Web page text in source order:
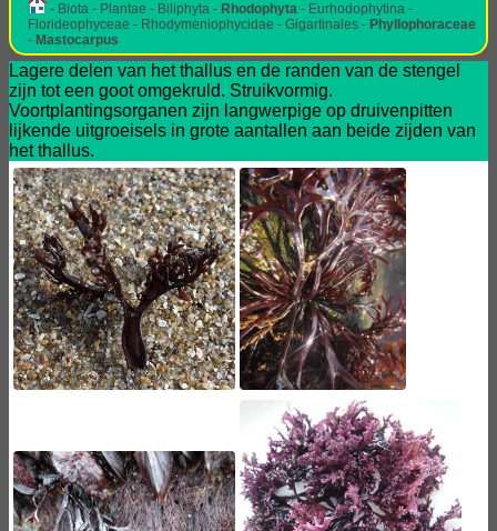
- Biota - Plantae - Biliphyta - Rhodophyta - Eurhodophytina -
Florideophyceae - Rhodymeniophycidae - Gigartinales - Phyllophoraceae
- Mastocarpus
Lagere delen van het thallus en de randen van de stengel
zijn tot een goot omgekruld. Struikvormig.
Voortplantingsorganen zijn langwerpige op druivenpitten
lijkende uitgroeisels in grote aantallen aan beide zijden van
het thallus.